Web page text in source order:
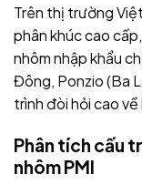
Trên thị trường
phân khúc cao
nhôm nhập khẩu
Đông, Ponzio (Ba
trình đòi hỏi cao
Phân tích cấu
nhôm PMI